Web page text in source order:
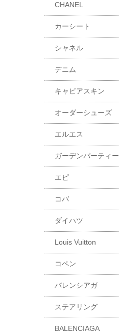
CHANEL
カーシート
シャネル
デニム
キャビアスキン
オーダーシューズ
エルエス
ガーデンパーティー
エピ
コバ
ダイハツ
Louis Vuitton
コペン
バレンシアガ
ステアリング
BALENCIAGA